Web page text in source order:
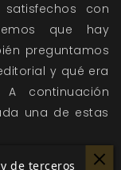
con
que hay
preguntamos
y qué era
continuación
una de estas
de terceros